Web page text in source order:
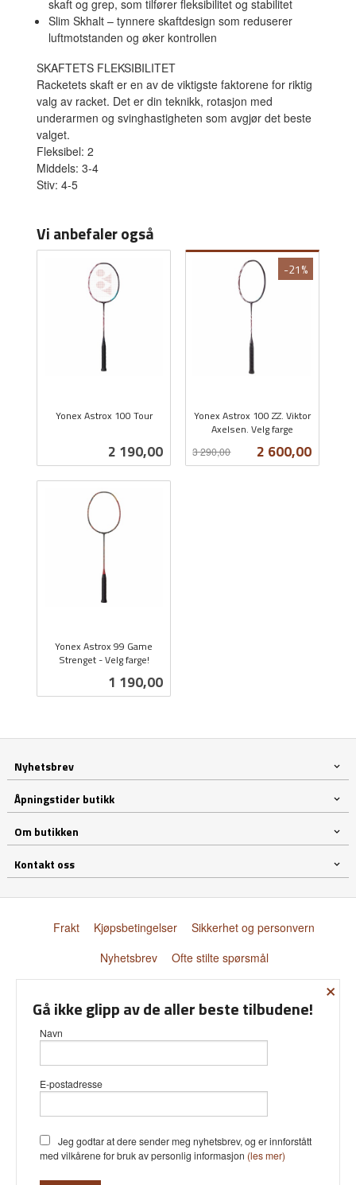
skaft og grep, som tilfører fleksibilitet og stabilitet
Slim Skhalt – tynnere skaftdesign som reduserer
luftmotstanden og øker kontrollen
SKAFTETS FLEKSIBILITET
Racketets skaft er en av de viktigste faktorene for riktig
valg av racket. Det er din teknikk, rotasjon med
underarmen og svinghastigheten som avgjør det beste
valget.
Fleksibel: 2
Middels: 3-4
Stiv: 4-5
Vi anbefaler også
Yonex Astrox 100 Tour
Pris
2 190,00
Yonex Astrox 100 ZZ. Viktor
Axelsen. Velg farge
Tilbud
2 600,00
3 290,00
-21%
mva.
Yonex Astrox 99 Game
Strenget - Velg farge!
Pris
1 190,00
Nyhetsbrev
Åpningstider butikk
Om butikken
Kontakt oss
Frakt Kjøpsbetingelser
Sikkerhet og personvern
Nyhetsbrev
Ofte stilte spørsmål
Vår nettbutikk bruker cookies slik at
bruker cookies hovedsaklig til å lagre
innloggingsdetaljer og huske hva du
×
Gå ikke glipp av de aller beste tilbudene!
Navn
E-postadresse
Jeg godtar at dere sender meg nyhetsbrev, og er innforstått
med vilkårene for bruk av personlig informasjon (les mer)